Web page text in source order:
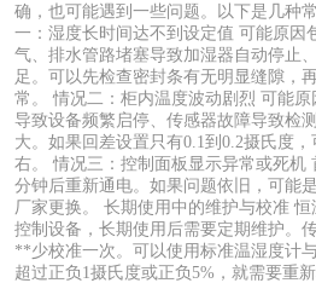
确，也可能遇到一些问题。以下是几种
一：湿度长时间达不到设定值 可能原因
气、排水管路堵塞导致加湿器自动停止
足。可以先检查密封条有无明显缝隙，
常。 情况二：柜内温度波动剧烈 可能
导致设备频繁启停、传感器故障导致检
大。如果回差设置只有0.1到0.2摄氏度
右。 情况三：控制面板显示异常或死机
分钟后重新通电。如果问题依旧，可能
厂家更换。 长期使用中的维护与校准
控制设备，长期使用后需要定期维护。
**少校准一次。可以使用标准温湿度计
超过正负1摄氏度或正负5%，就需要重